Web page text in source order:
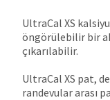
UltraCal XS
öngörülebilir bir
çıkarılabilir.
UltraCal XS pat,
randevular arası